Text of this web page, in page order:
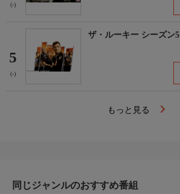
(-)
5
(-)
ザ・ルーキー シーズン5
もっと見る
同じジャンルのおすすめ番組